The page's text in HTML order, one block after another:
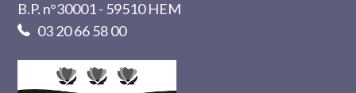
B.P. n°30001 - 59510 HEM
03 20 66 58 00